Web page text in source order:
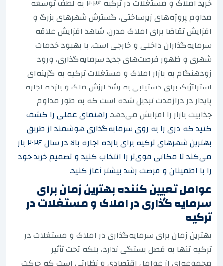
خرید املاک و مستغلات در ترکیه ۲۰۲۶ به لطف توسعه
مداوم پروژه‌های زیرساختی، گسترش شهرهای بزرگ و
افزایش تقاضا برای املاک مدرن، شاهد افزایش علاقه
سرمایه‌گذاران داخلی و خارجی است. با بهبود خدمات
شهری و ظهور فرصت‌های جدید سرمایه‌گذاری، ورود
زودهنگام به بازار املاک و مستغلات ترکیه به گزینه‌ای
استراتژیک برای دستیابی به رشد ارزش ملک و بازده اجاره
پایدار در درازمدت تبدیل شده است که به طور مداوم
جذابیت بازار را افزایش می‌دهد.راهنمای عملی را کشف
کنید که دری را به روی سرمایه‌گذاری هوشمند از طریق
بهترین شهرهای ترکیه برای بازده اجاره بالا در سال ۲۰۲۶ باز
می‌کند تا مکانی قوی‌تر را انتخاب کنید و تصمیم خرید خود
را با اطمینان و فرصت رشد بیشتر آغاز کنید.
عوامل تعیین کننده بهترین زمان برای
سرمایه گذاری در املاک و مستغلات در
ترکیه
بهترین زمان برای سرمایه‌گذاری در املاک و مستغلات در
ترکیه تنها به فصل بستگی ندارد، بلکه تحت تأثیر
مجموعه‌ای از عوامل اقتصادی و نظارتی است که حرکت